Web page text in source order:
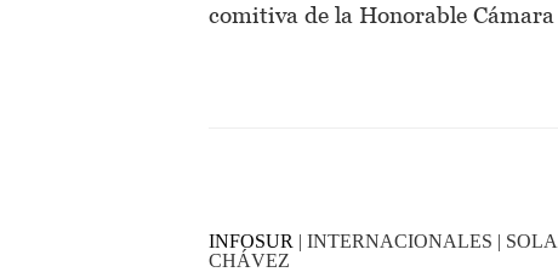
comitiva de la Honorable
INFOSUR | INTERNACIONALES |
CHÁVEZ